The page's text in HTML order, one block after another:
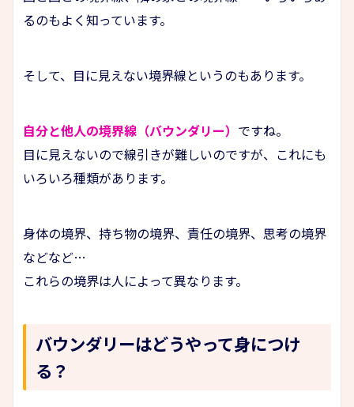
るのもよく知っています。
そして、目に見えない境界線というのもあります。
自分と他人の境界線（バウンダリー） ですね。
目に見えないので線引きが難しいのですが、これにも
いろいろ種類があります。
身体の境界、持ち物の境界、責任の境界、思考の境界
などなど…
これらの境界は人によって異なります。
バウンダリーはどうやって身につけ
る？